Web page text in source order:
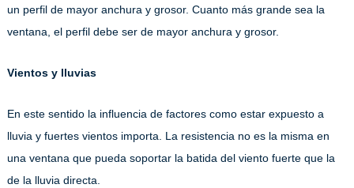
un perfil de mayor anchura y grosor. Cuanto más grande sea la
ventana, el perfil debe ser de mayor anchura y grosor.
Vientos y lluvias
En este sentido la influencia de factores como estar expuesto a
lluvia y fuertes vientos importa. La resistencia no es la misma en
una ventana que pueda soportar la batida del viento fuerte que la
de la lluvia directa.